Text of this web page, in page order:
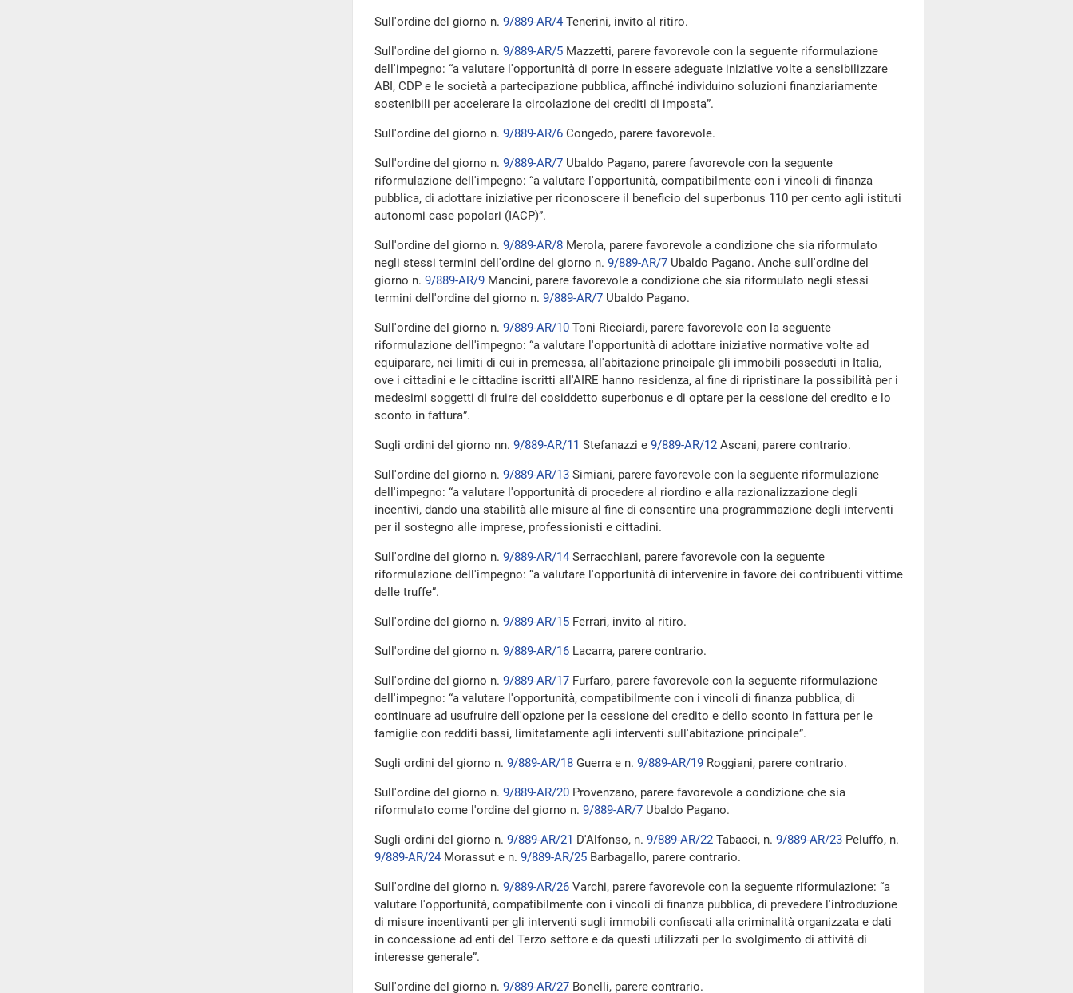
Sull'ordine del giorno n. 9/889-AR/4 Tenerini, invito al ritiro.
Sull'ordine del giorno n. 9/889-AR/5 Mazzetti, parere favorevole con la seguente riformulazione
dell'impegno: “a valutare l'opportunità di porre in essere adeguate iniziative volte a sensibilizzare
ABI, CDP e le società a partecipazione pubblica, affinché individuino soluzioni finanziariamente
sostenibili per accelerare la circolazione dei crediti di imposta”.
Sull'ordine del giorno n. 9/889-AR/6 Congedo, parere favorevole.
Sull'ordine del giorno n. 9/889-AR/7 Ubaldo Pagano, parere favorevole con la seguente
riformulazione dell'impegno: “a valutare l'opportunità, compatibilmente con i vincoli di finanza
pubblica, di adottare iniziative per riconoscere il beneficio del superbonus 110 per cento agli istituti
autonomi case popolari (IACP)”.
Sull'ordine del giorno n. 9/889-AR/8 Merola, parere favorevole a condizione che sia riformulato
negli stessi termini dell'ordine del giorno n. 9/889-AR/7 Ubaldo Pagano. Anche sull'ordine del
giorno n. 9/889-AR/9 Mancini, parere favorevole a condizione che sia riformulato negli stessi
termini dell'ordine del giorno n. 9/889-AR/7 Ubaldo Pagano.
Sull'ordine del giorno n. 9/889-AR/10 Toni Ricciardi, parere favorevole con la seguente
riformulazione dell'impegno: “a valutare l'opportunità di adottare iniziative normative volte ad
equiparare, nei limiti di cui in premessa, all'abitazione principale gli immobili posseduti in Italia,
ove i cittadini e le cittadine iscritti all'AIRE hanno residenza, al fine di ripristinare la possibilità per i
medesimi soggetti di fruire del cosiddetto superbonus e di optare per la cessione del credito e lo
sconto in fattura”.
Sugli ordini del giorno nn. 9/889-AR/11 Stefanazzi e 9/889-AR/12 Ascani, parere contrario.
Sull'ordine del giorno n. 9/889-AR/13 Simiani, parere favorevole con la seguente riformulazione
dell'impegno: “a valutare l'opportunità di procedere al riordino e alla razionalizzazione degli
incentivi, dando una stabilità alle misure al fine di consentire una programmazione degli interventi
per il sostegno alle imprese, professionisti e cittadini.
Sull'ordine del giorno n. 9/889-AR/14 Serracchiani, parere favorevole con la seguente
riformulazione dell'impegno: “a valutare l'opportunità di intervenire in favore dei contribuenti vittime
delle truffe”.
Sull'ordine del giorno n. 9/889-AR/15 Ferrari, invito al ritiro.
Sull'ordine del giorno n. 9/889-AR/16 Lacarra, parere contrario.
Sull'ordine del giorno n. 9/889-AR/17 Furfaro, parere favorevole con la seguente riformulazione
dell'impegno: “a valutare l'opportunità, compatibilmente con i vincoli di finanza pubblica, di
continuare ad usufruire dell'opzione per la cessione del credito e dello sconto in fattura per le
famiglie con redditi bassi, limitatamente agli interventi sull'abitazione principale”.
Sugli ordini del giorno n. 9/889-AR/18 Guerra e n. 9/889-AR/19 Roggiani, parere contrario.
Sull'ordine del giorno n. 9/889-AR/20 Provenzano, parere favorevole a condizione che sia
riformulato come l'ordine del giorno n. 9/889-AR/7 Ubaldo Pagano.
Sugli ordini del giorno n. 9/889-AR/21 D'Alfonso, n. 9/889-AR/22 Tabacci, n. 9/889-AR/23 Peluffo, n.
9/889-AR/24 Morassut e n. 9/889-AR/25 Barbagallo, parere contrario.
Sull'ordine del giorno n. 9/889-AR/26 Varchi, parere favorevole con la seguente riformulazione: “a
valutare l'opportunità, compatibilmente con i vincoli di finanza pubblica, di prevedere l'introduzione
di misure incentivanti per gli interventi sugli immobili confiscati alla criminalità organizzata e dati
in concessione ad enti del Terzo settore e da questi utilizzati per lo svolgimento di attività di
interesse generale”.
Sull'ordine del giorno n. 9/889-AR/27 Bonelli, parere contrario.